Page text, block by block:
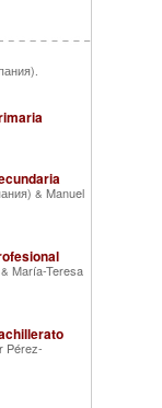
.
& Manuel
& María-Teresa
Pérez-